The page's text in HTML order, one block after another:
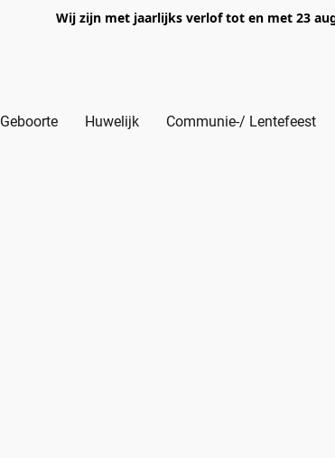
Wij zijn met jaarlijks verlof tot en met 23
Geboorte Huwelijk Communie-/ Lentefeest